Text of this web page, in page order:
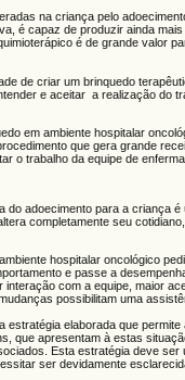
na criança pelo
é capaz de produzir ainda
é de grande valor
de criar um brinquedo
e aceitar a realização do
em ambiente hospitalar
que gera grande
o trabalho da equipe de
do adoecimento para a criança
completamente seu
hospitalar oncológico
e passe a
com a equipe, maior
possibilitam uma
estratégia elaborada que
que apresentam à estas
Esta estratégia deve
ser devidamente